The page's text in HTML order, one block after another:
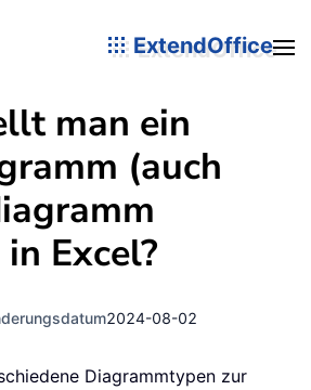
ExtendOffice
man ein
(auch
Excel?
2024-08-02
Diagrammtypen zur